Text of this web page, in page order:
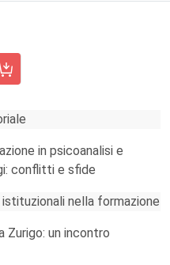
4/2011
in psicoanalisi e
conflitti e sfide
nella formazione
Zurigo: un incontro